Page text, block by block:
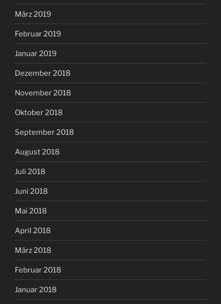
März 2019
Februar 2019
Januar 2019
Dezember 2018
November 2018
Oktober 2018
September 2018
August 2018
Juli 2018
Juni 2018
Mai 2018
April 2018
März 2018
Februar 2018
Januar 2018